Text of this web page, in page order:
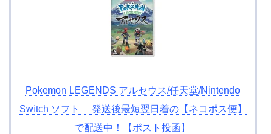
Pokemon LEGENDS アルセウス/任天堂/Nintendo
Switch ソフト 発送後最短翌日着の【ネコポス便】
で配送中！【ポスト投函】